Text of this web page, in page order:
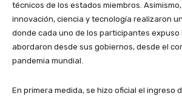
técnicos de los estados miembros.
innovación, ciencia y tecnología realizaron
donde cada uno de los participantes
abordaron desde sus gobiernos, desde el
pandemia mundial.
En primera medida, se hizo oficial el ingreso